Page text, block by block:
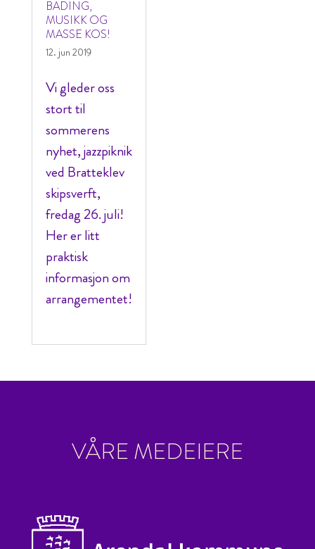
BADING,
MUSIKK OG
MASSE KOS!
12. jun 2019
Vi gleder oss
stort til
sommerens
nyhet, jazzpiknik
ved Bratteklev
skipsverft,
fredag 26. juli!
Her er litt
praktisk
informasjon om
arrangementet!
VÅRE MEDEIERE